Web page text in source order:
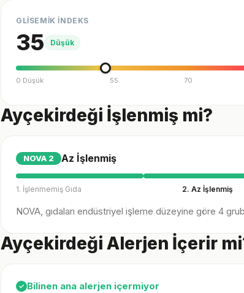
GLİSEMİK İNDEKS
35 Düşük
0 Düşük 55 70
Ayçekirdeği İşlenmiş mi?
NOVA 2 Az İşlenmiş
1. İşlenmemiş Gıda 2. Az İşlenmiş
NOVA, gıdaları endüstriyel işleme düzeyine göre 4
Ayçekirdeği Alerjen İçerir
✓ Bilinen ana alerjen içermiyor